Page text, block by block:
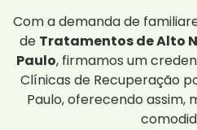
Com a demanda de
de Tratamentos de Alto
Paulo, firmamos um
Clínicas de Recuperação
Paulo, oferecendo assim,